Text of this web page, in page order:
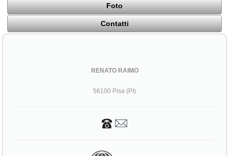
Foto
Contatti
RENATO RAIMO
56100 Pisa (PI)